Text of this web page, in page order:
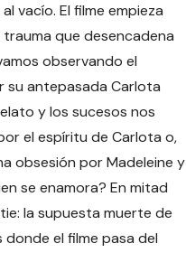
vacío. El filme empieza
que desencadena
observando el
su antepasada Carlota
y los sucesos nos
el espíritu de Carlota o,
obsesión por Madeleine y
se enamora? En mitad
la supuesta muerte de
el filme pasa del